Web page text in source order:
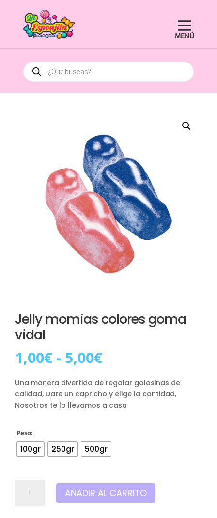
Búsqueda
de
productos
Jelly momias colores goma
vidal
1,00€ - 5,00€Rango
precios:
desde
1,00€
hasta
Una manera divertida de regalar golosinas de
calidad, Date un capricho y elige la cantidad,
Nosotros te lo llevamos a casa
Peso:
100gr 250gr 500gr
momias
AÑADIR AL CARRITO